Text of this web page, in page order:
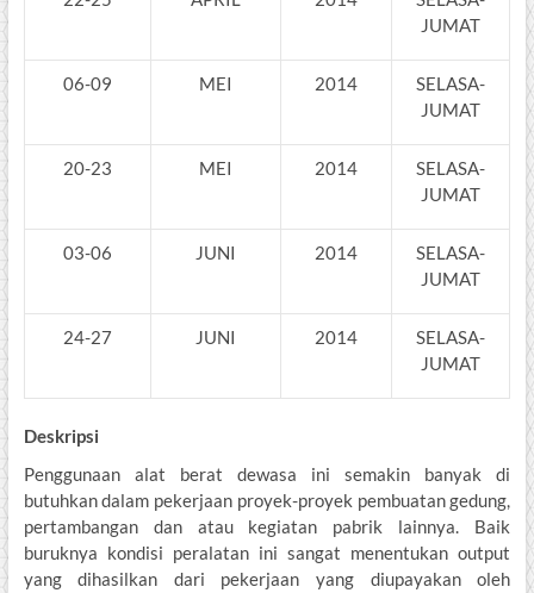
JUMAT
06-09 MEI 2014
SELASA-
JUMAT
20-23 MEI 2014
SELASA-
JUMAT
03-06 JUNI 2014
SELASA-
JUMAT
24-27 JUNI 2014
SELASA-
JUMAT
Deskripsi
Penggunaan alat berat dewasa ini semakin banyak di
butuhkan dalam pekerjaan proyek-proyek pembuatan gedung,
pertambangan dan atau kegiatan pabrik lainnya. Baik
buruknya kondisi peralatan ini sangat menentukan output
yang dihasilkan dari pekerjaan yang diupayakan oleh